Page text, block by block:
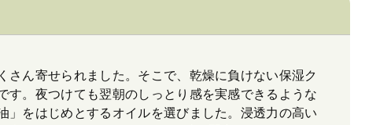
ん寄せられました。そこで、乾燥に負けない保湿ク
。夜つけても翌朝のしっとり感を実感できるような
をはじめとするオイルを選びました。浸透力の高い